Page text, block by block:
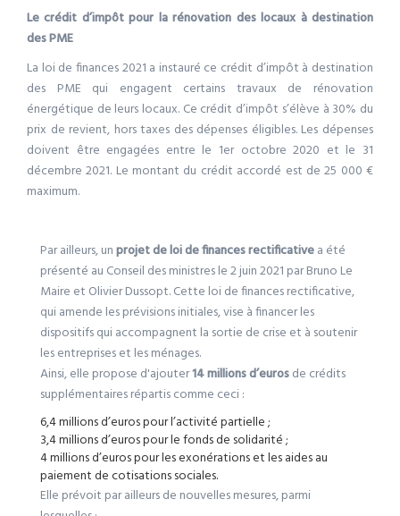
Le crédit d’impôt pour la rénovation des locaux à destination
des PME
La loi de finances 2021 a instauré ce crédit d’impôt à destination
des PME qui engagent certains travaux de rénovation
énergétique de leurs locaux. Ce crédit d’impôt s’élève à 30% du
prix de revient, hors taxes des dépenses éligibles. Les dépenses
doivent être engagées entre le 1er octobre 2020 et le 31
décembre 2021. Le montant du crédit accordé est de 25 000 €
maximum.
Par ailleurs, unprojet de loi de finances rectificativea été
présenté au Conseil des ministres le 2 juin 2021 par Bruno Le
Maire et Olivier Dussopt. Cette loi de finances rectificative,
qui amende les prévisions initiales, vise à financer les
dispositifs qui accompagnent la sortie de crise et à soutenir
les entreprises et les ménages.
Ainsi, elle propose d'ajouter14 millions d’eurosde crédits
supplémentaires répartis comme ceci :
6,4 millions d’euros pour l’activité partielle ;
3,4 millions d’euros pour le fonds de solidarité ;
4 millions d’euros pour les exonérations et les aides au
paiement de cotisations sociales.
Elle prévoit par ailleurs de nouvelles mesures, parmi